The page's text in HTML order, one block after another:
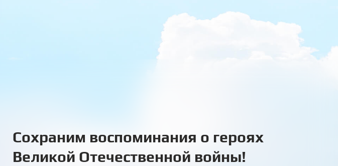
Сохраним воспоминания о героях
Великой Отечественной войны!